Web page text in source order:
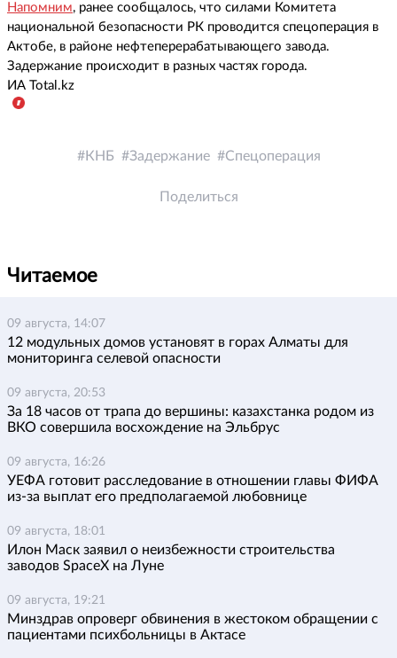
Напомним, ранее сообщалось, что силами Комитета
национальной безопасности РК проводится спецоперация в
Актобе, в районе нефтеперерабатывающего завода.
Задержание происходит в разных частях города.
ИА Total . kz
КНБ Задержание Спецоперация
Поделиться
Читаемое
09 августа, 14:07
12 модульных домов установят в горах Алматы для
мониторинга селевой опасности
09 августа, 20:53
За 18 часов от трапа до вершины: казахстанка родом из
ВКО совершила восхождение на Эльбрус
09 августа, 16:26
УЕФА готовит расследование в отношении главы ФИФА
из-за выплат его предполагаемой любовнице
09 августа, 18:01
Илон Маск заявил о неизбежности строительства
заводов SpaceX на Луне
09 августа, 19:21
Минздрав опроверг обвинения в жестоком обращении с
пациентами психбольницы в Актасе